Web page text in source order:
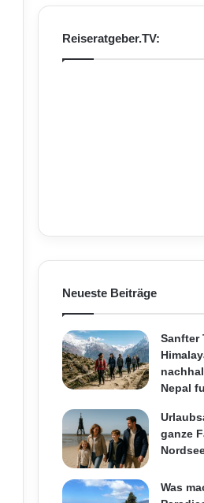
Reiseratgeber.TV:
Neueste Beiträge
Sanfter
Nepal
ganze
Was